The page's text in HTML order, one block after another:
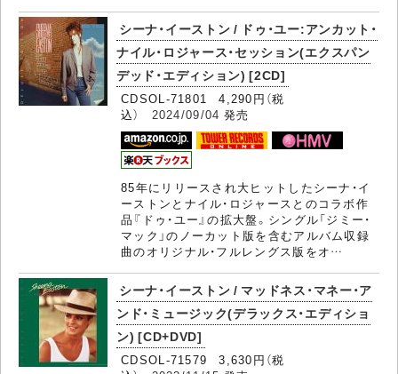
シーナ・イーストン / ドゥ・ユー:アンカット・
ナイル・ロジャース・セッション(エクスパン
デッド・エディション) [2CD]
CDSOL-71801 4,290円（税
込） 2024/09/04 発売
85年にリリースされ大ヒットしたシーナ・イ
ーストンとナイル・ロジャースとのコラボ作
品『ドゥ・ユー』の拡大盤。シングル「ジミー・
マック」のノーカット版を含むアルバム収録
曲のオリジナル・フルレングス版をオ…
シーナ・イーストン / マッドネス・マネー・ア
ンド・ミュージック(デラックス・エディショ
ン) [CD+DVD]
CDSOL-71579 3,630円（税